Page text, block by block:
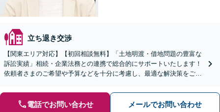
立ち退き交渉
【関東エリア対応】【初回相談無料】「土地明渡・借地問題の豊富な
訴訟実績」相続・企業法務との連携で総合的にサポートいたします！
依頼者さまのご希望や予算などを十分に考慮し、最適な解決策をご提
電話でお問い合わせ メールでお問い合わせ